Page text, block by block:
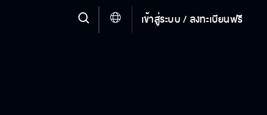
เข้าสู่ระบบ / ลงทะเบียนฟรี